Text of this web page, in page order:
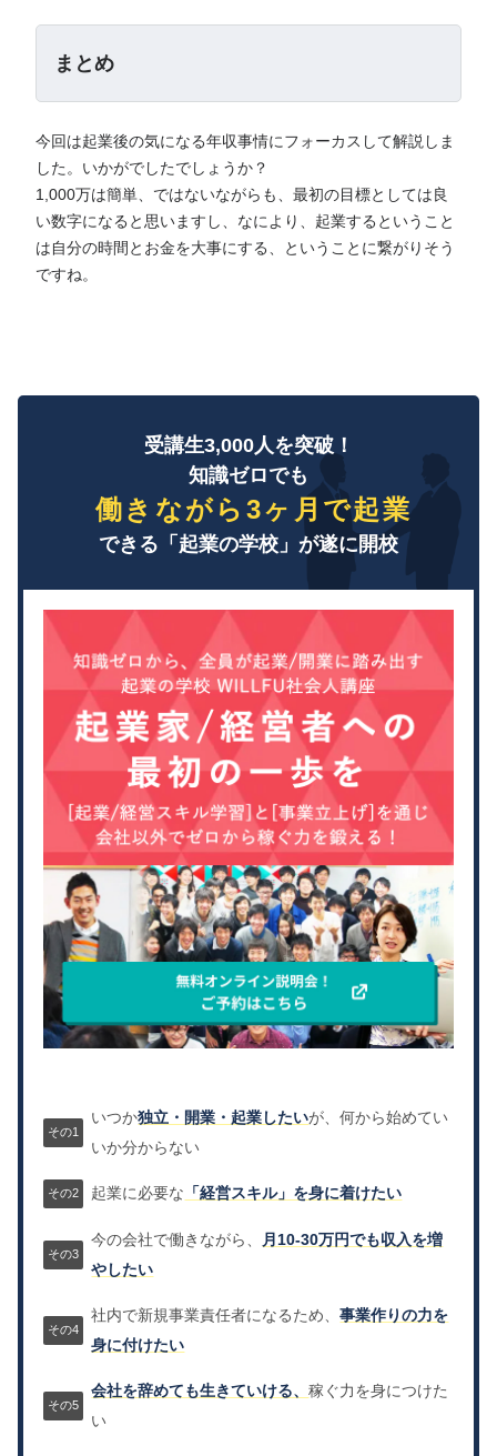
まとめ
今回は起業後の気になる年収事情にフォーカスして解説しま
した。いかがでしたでしょうか？
1,000万は簡単、ではないながらも、最初の目標としては良
い数字になると思いますし、なにより、起業するということ
は自分の時間とお金を大事にする、ということに繋がりそう
ですね。
受講生3,000人を突破！
知識ゼロでも
働きながら3ヶ月で起業
できる「起業の学校」が遂に開校
いつか独立・開業・起業したいが、何から始めてい
いか分からない
起業に必要な 「経営スキル」を身に着けたい
今の会社で働きながら、
月10-30万円でも収入を増
やしたい
社内で新規事業責任者になるため、事業作りの力を
身に付けたい
会社を辞めても生きていける、稼ぐ力を身につけた
い